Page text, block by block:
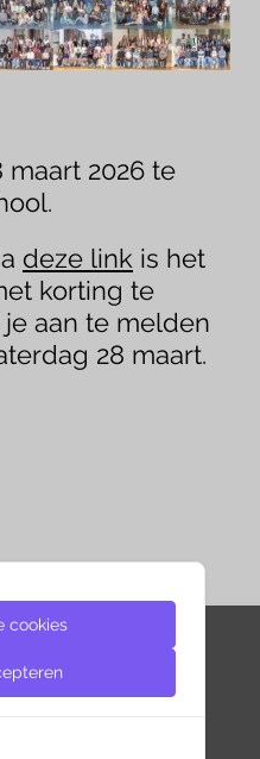
maart 2026 te
deze link is het
korting te
aan te melden
28 maart.
cookies